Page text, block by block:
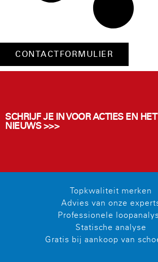
CONTACTFORMULIER
SCHRIJF JE IN VOOR ACTIES EN
NIEUWS >>>
Topkwaliteit merken
Advies van onze
Professionele
Statische analyse
Gratis bij aankoop van